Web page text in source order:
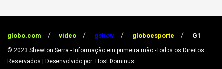
globo.com vídeo gshow globoesporte G1
© 2023 Shewton Serra - Informação em primeira mão -Todos os Direitos
Reservados
| Desenvolvido por: Host Dominus.